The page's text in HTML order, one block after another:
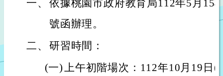
一、 依據桃園市政府教育局112年5月15
號函辦理。
二、 研習時間：
(一)上午初階場次：112年10月19日(